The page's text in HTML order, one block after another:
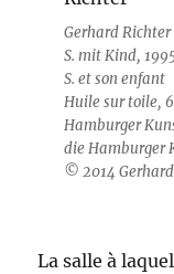
Gerhard Richter
S. mit Kind,
S. et son enfant
Huile sur toile,
Hamburger
die Hamburger
© 2014
La salle à